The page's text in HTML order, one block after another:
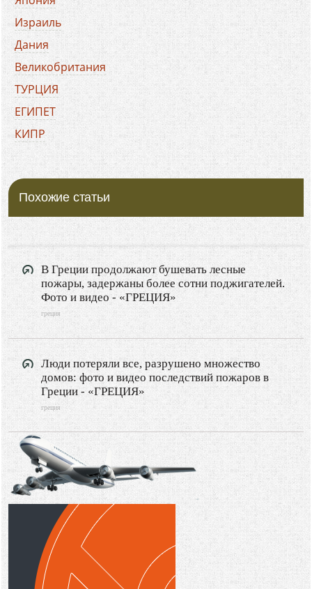
Израиль
Дания
Великобритания
ТУРЦИЯ
ЕГИПЕТ
КИПР
ХОРВАТИЯ
БОЛГАРИЯ
ГРЕЦИЯ
ЧЕРНОГОРИЯ
ИТАЛИЯ
ФРАНЦИЯ
ИСПАНИЯ
ПОЛЬША
РОССИЯ
Туризм
Путешествия
Видео новости
Похожие статьи
В Греции продолжают бушевать лесные
пожары, задержаны более сотни поджигателей.
Фото и видео - «ГРЕЦИЯ»
греция
Люди потеряли все, разрушено множество
домов: фото и видео последствий пожаров в
Греции - «ГРЕЦИЯ»
греция